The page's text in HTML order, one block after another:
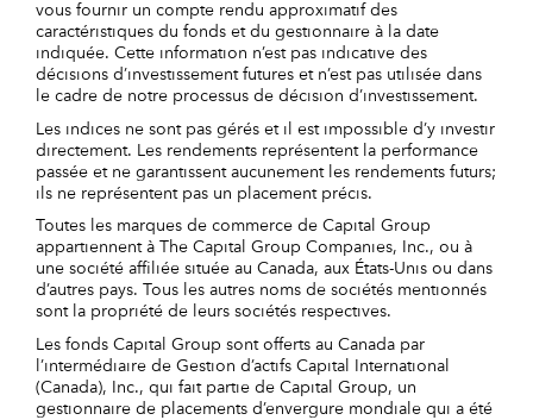
vous fournir un compte rendu approximatif des
caractéristiques du fonds et du gestionnaire à la date
indiquée. Cette information n’est pas indicative des
décisions d’investissement futures et n’est pas utilisée dans
le cadre de notre processus de décision d’investissement.
Les indices ne sont pas gérés et il est impossible d’y investir
directement. Les rendements représentent la performance
passée et ne garantissent aucunement les rendements futurs;
ils ne représentent pas un placement précis.
Toutes les marques de commerce de Capital Group
appartiennent à The Capital Group Companies, Inc., ou à
une société affiliée située au Canada, aux États-Unis ou dans
d’autres pays. Tous les autres noms de sociétés mentionnés
sont la propriété de leurs sociétés respectives.
Les fonds Capital Group sont offerts au Canada par
l’intermédiaire de Gestion d’actifs Capital International
(Canada), Inc., qui fait partie de Capital Group, un
gestionnaire de placements d’envergure mondiale qui a été